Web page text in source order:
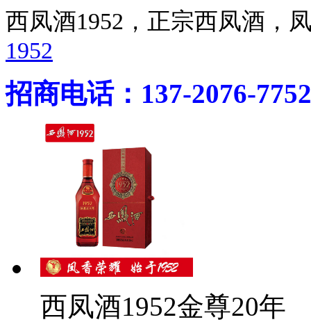
西凤酒1952，正宗西凤酒
1952
招商电话：137-2076-7752
西凤酒1952金尊20年